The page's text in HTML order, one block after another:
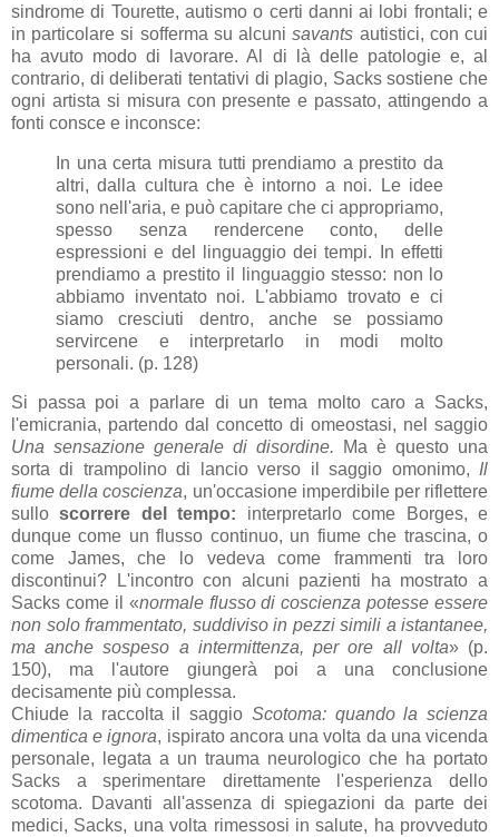
sindrome di Tourette, autismo o certi danni ai lobi frontali; e
in particolare si sofferma su alcunisavants autistici, con cui
ha avuto modo di lavorare. Al di là delle patologie e, al
contrario, di deliberati tentativi di plagio, Sacks sostiene che
ogni artista si misura con presente e passato, attingendo a
fonti consce e inconsce:
In una certa misura tutti prendiamo a prestito da
altri, dalla cultura che è intorno a noi. Le idee
sono nell'aria, e può capitare che ci appropriamo,
spesso senza rendercene conto, delle
espressioni e del linguaggio dei tempi. In effetti
prendiamo a prestito il linguaggio stesso: non lo
abbiamo inventato noi. L'abbiamo trovato e ci
siamo cresciuti dentro, anche se possiamo
servircene e interpretarlo in modi molto
personali. (p. 128)
Si passa poi a parlare di un tema molto caro a Sacks,
l'emicrania, partendo dal concetto di omeostasi, nel saggio
Una sensazione generale di disordine.
Ma è questo una
sorta di trampolino di lancio verso il saggio omonimo, Il
fiume della coscienza, un'occasione imperdibile per riflettere
sulloscorrere del tempo: interpretarlo come Borges, e
dunque come un flusso continuo, un fiume che trascina, o
come James, che lo vedeva come frammenti tra loro
discontinui? L'incontro con alcuni pazienti ha mostrato a
Sacks come il «normale flusso di coscienza potesse essere
non solo frammentato, suddiviso in pezzi simili a istantanee,
ma anche sospeso a intermittenza, per ore all volta» (p.
150), ma l'autore giungerà poi a una conclusione
decisamente più complessa.
Chiude la raccolta il saggio Scotoma: quando la scienza
dimentica e ignora, ispirato ancora una volta da una vicenda
personale, legata a un trauma neurologico che ha portato
Sacks a sperimentare direttamente l'esperienza dello
scotoma. Davanti all'assenza di spiegazioni da parte dei
medici, Sacks, una volta rimessosi in salute, ha provveduto